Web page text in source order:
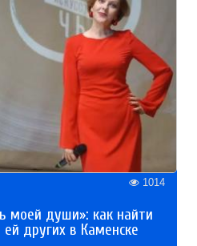
1014
моей души»: как найти
других в Каменске